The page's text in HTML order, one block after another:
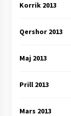
Korrik 2013
Qershor 2013
Maj 2013
Prill 2013
Mars 2013